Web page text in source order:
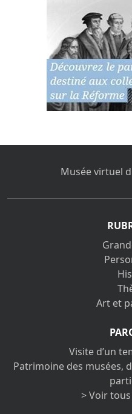
Musée virtuel
Art et
Visite d’un
Patrimoine des musées,
> Voir